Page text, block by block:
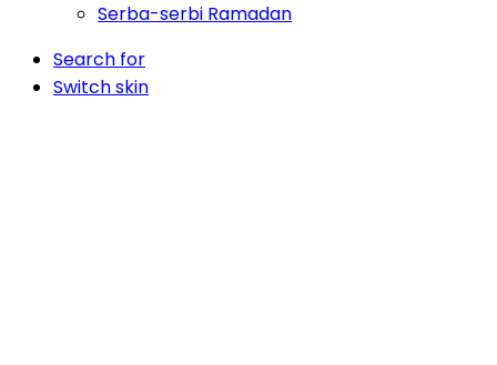
Serba-serbi Ramadan
Search for
Switch skin